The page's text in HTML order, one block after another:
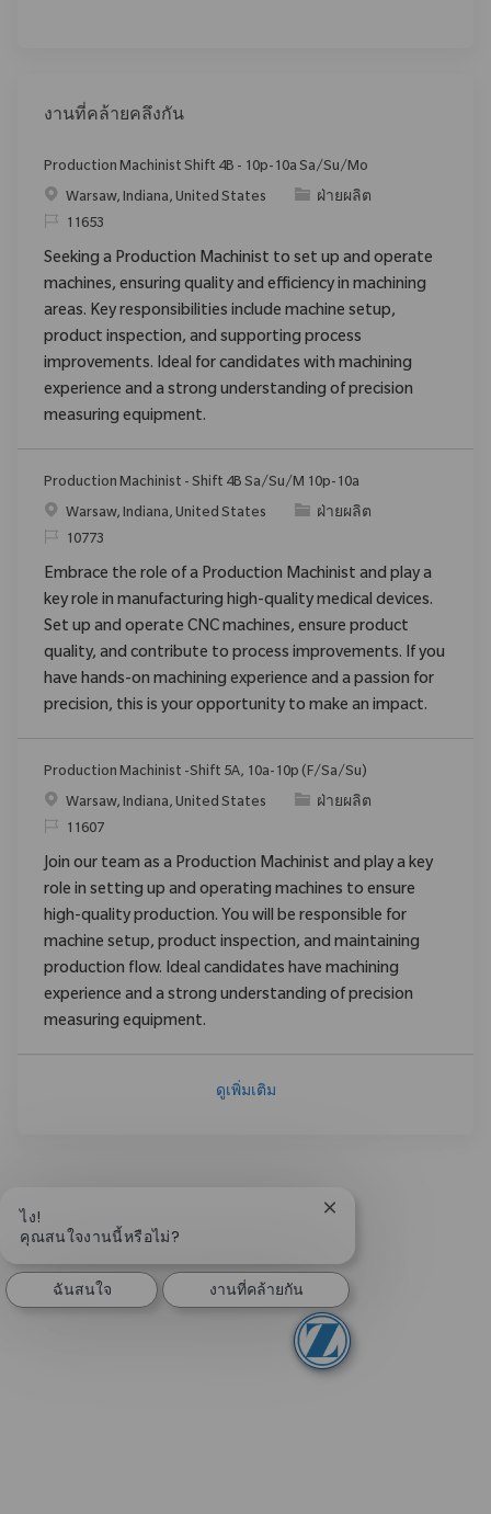
งานที่คล้ายคลึงกัน
Production Machinist Shift 4B - 10p-10a Sa/Su/Mo
สถานที่Warsaw, Indiana, United States ประเภท
ฝ่ายผลิต
ReqId11653
Seeking a Production Machinist to set up and operate
machines, ensuring quality and efficiency in machining
areas. Key responsibilities include machine setup,
product inspection, and supporting process
improvements. Ideal for candidates with machining
experience and a strong understanding of precision
measuring equipment.
Production Machinist - Shift 4B Sa/Su/M 10p-10a
สถานที่Warsaw, Indiana, United States ประเภท
ฝ่ายผลิต
ReqId10773
Embrace the role of a Production Machinist and play a
key role in manufacturing high-quality medical devices.
Set up and operate CNC machines, ensure product
quality, and contribute to process improvements. If you
have hands-on machining experience and a passion for
precision, this is your opportunity to make an impact.
Production Machinist -Shift 5A, 10a-10p (F/Sa/Su)
สถานที่Warsaw, Indiana, United States ประเภท
ฝ่ายผลิต
ReqId11607
Join our team as a Production Machinist and play a key
role in setting up and operating machines to ensure
high-quality production. You will be responsible for
machine setup, product inspection, and maintaining
production flow. Ideal candidates have machining
experience and a strong understanding of precision
measuring equipment.
ดูเพิ่มเติม
ไง!
คุณสนใจงานนี้หรือไม่?
ปิดการแจ้งเตือนแชทบอ
ฉันสนใจ งานที่คล้ายกัน